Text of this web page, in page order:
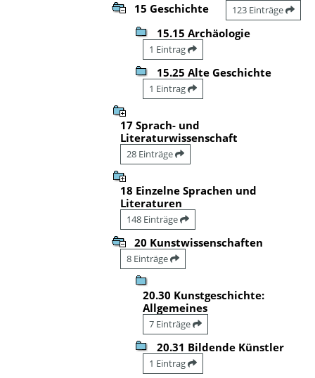
15 Geschichte 123 Einträge
15.15 Archäologie
1 Eintrag
15.25 Alte Geschichte
1 Eintrag
17 Sprach- und
Literaturwissenschaft
28 Einträge
18 Einzelne Sprachen und
Literaturen
148 Einträge
20 Kunstwissenschaften
8 Einträge
20.30 Kunstgeschichte:
Allgemeines
7 Einträge
20.31 Bildende Künstler
1 Eintrag